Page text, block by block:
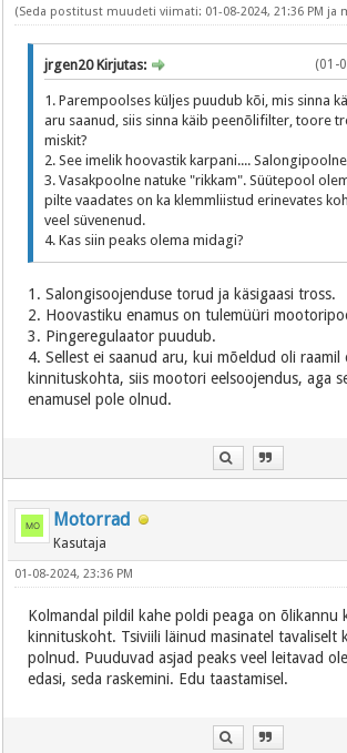
(Seda postitust muudeti viimati: 01-08-2024, 21:36 PM ja
(01-
jrgen20 Kirjutas:
1. Parempoolses küljes puudub kõi, mis sinna
aru saanud, siis sinna käib peenõlifilter, toore
miskit?
2. See imelik hoovastik karpani....
3. Vasakpoolne natuke "rikkam". Süütepool
pilte vaadates on ka klemmliistud erinevates
veel süvenenud.
4. Kas siin peaks olema midagi?
1. Salongisoojenduse torud ja käsigaasi tross.
2. Hoovastiku enamus on tulemüüri
3. Pingeregulaator puudub.
4. Sellest ei saanud aru, kui mõeldud oli raamil
kinnituskohta, siis mootori eelsoojendus, aga
enamusel pole olnud.
Motorrad
Kasutaja
01-08-2024, 23:36 PM
Kolmandal pildil kahe poldi peaga on õlikannu
kinnituskoht. Tsiviili läinud masinatel tavaliselt
polnud. Puuduvad asjad peaks veel leitavad
edasi, seda raskemini. Edu taastamisel.